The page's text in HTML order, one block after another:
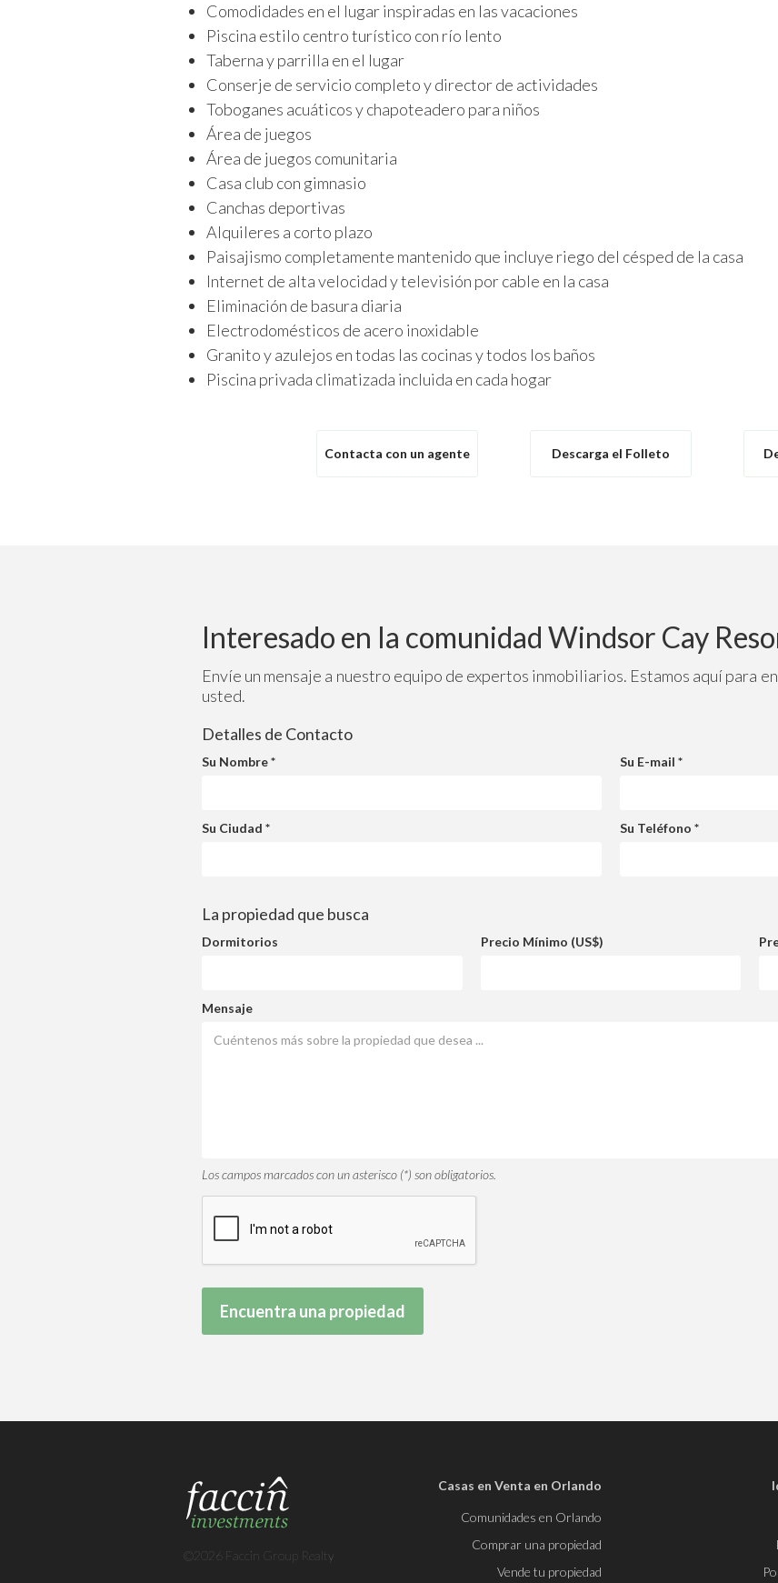
Comodidades en el lugar inspiradas en las vacaciones
Piscina estilo centro turístico con río lento
Taberna y parrilla en el lugar
Conserje de servicio completo y director de actividades
Toboganes acuáticos y chapoteadero para niños
Área de juegos
Área de juegos comunitaria
Casa club con gimnasio
Canchas deportivas
Alquileres a corto plazo
Paisajismo completamente mantenido que incluye riego del césped de la casa
Internet de alta velocidad y televisión por cable en la casa
Eliminación de basura diaria
Electrodomésticos de acero inoxidable
Granito y azulejos en todas las cocinas y todos los baños
Piscina privada climatizada incluida en cada hogar
Contacta con un agente Descarga el Folleto
Interesado en la comunidad Windsor Cay
Envíe un mensaje a nuestro equipo de expertos inmobiliarios. Estamos aquí para
usted.
Detalles de Contacto
Su Nombre * Su E-mail *
Su Ciudad * Su Teléfono *
La propiedad que busca
Dormitorios Precio Mínimo (US$)
Mensaje
Los campos marcados con un asterisco (*) son obligatorios.
©2026 Faccin Group Realty
Casas en Venta en Orlando
Comunidades en Orlando
Comprar una propiedad
Vende tu propiedad